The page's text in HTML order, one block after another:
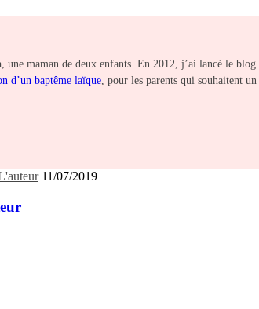
, une maman de deux enfants. En 2012, j’ai lancé le blog
d’un baptême laïque , pour les parents qui souhaitent
11/07/2019